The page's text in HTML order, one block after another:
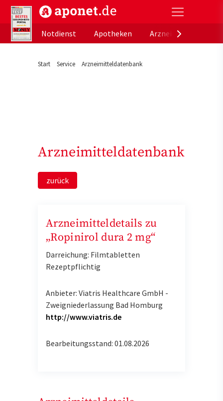
aponet.de - Das offizielle Gesundheitsportal der
Notdienst
Apotheken
Start Service Arzneimitteldatenbank
Arzneimitteldatenbank
zurück
Arzneimitteldetails zu
„Ropinirol dura 2 mg“
Darreichung: Filmtabletten
Rezeptpflichtig
Anbieter: Viatris Healthcare GmbH -
Zweigniederlassung Bad Homburg
http://www.viatris.de
Bearbeitungsstand: 01.08.2026